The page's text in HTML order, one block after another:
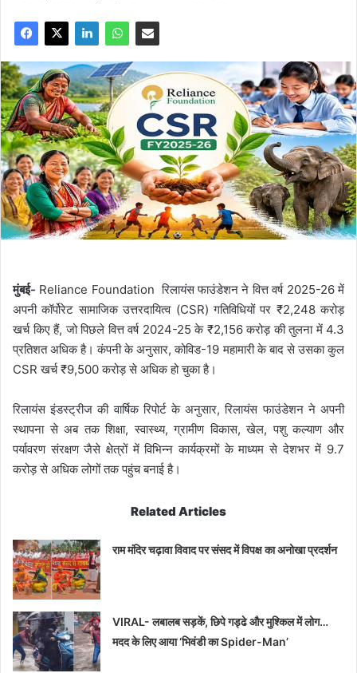
मुंबई- Reliance Foundation रिलायंस फाउंडेशन ने वित्त वर्ष 2025-26 में
अपनी कॉर्पोरेट सामाजिक उत्तरदायित्व (CSR) गतिविधियों पर ₹2,248 करोड़
खर्च किए हैं, जो पिछले वित्त वर्ष 2024-25 के ₹2,156 करोड़ की तुलना में 4.3
प्रतिशत अधिक है। कंपनी के अनुसार, कोविड-19 महामारी के बाद से उसका कुल
CSR खर्च ₹9,500 करोड़ से अधिक हो चुका है।
रिलायंस इंडस्ट्रीज की वार्षिक रिपोर्ट के अनुसार, रिलायंस फाउंडेशन ने अपनी
स्थापना से अब तक शिक्षा, स्वास्थ्य, ग्रामीण विकास, खेल, पशु कल्याण और
पर्यावरण संरक्षण जैसे क्षेत्रों में विभिन्न कार्यक्रमों के माध्यम से देशभर में 9.7
करोड़ से अधिक लोगों तक पहुंच बनाई है।
Related Articles
राम मंदिर चढ़ावा विवाद पर संसद में विपक्ष का अनोखा प्रदर्शन
VIRAL- लबालब सड़कें, छिपे गड्ढे और मुश्किल में लोग…
मदद के लिए आया ‘भिवंडी का Spider-Man’